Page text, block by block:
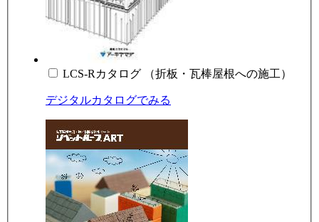
LCS-Rカタログ （折板・瓦棒屋根への施工）
デジタルカタログでみる